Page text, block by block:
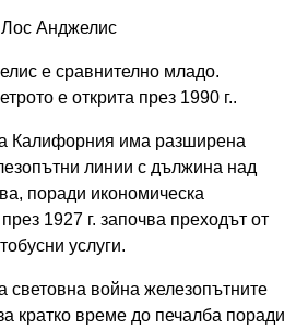
Анджелис
е сравнително младо.
е открита през 1990 г..
Калифорния има разширена
линии с дължина над
поради икономическа
1927 г. започва преходът от
услуги.
световна война железопътните
кратко време до печалба поради